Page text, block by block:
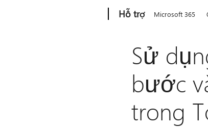
Hỗ trợ Microsoft 365
Sử
bước
trong